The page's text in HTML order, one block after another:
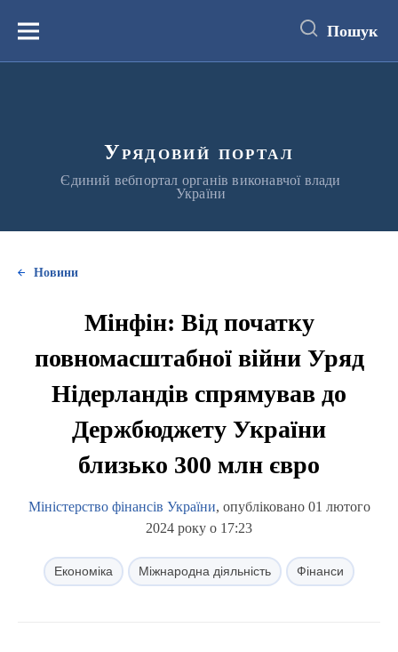
вмістуМеню Пошук
Урядовий портал
Єдиний вебпортал органів виконавчої влади
України
Новини
Мінфін: Від початку
повномасштабної війни Уряд
Нідерландів спрямував до
Держбюджету України
близько 300 млн євро
Міністерство фінансів України, опубліковано 01 лютого
2024 року о 17:23
Економіка Міжнародна діяльність Фінанси